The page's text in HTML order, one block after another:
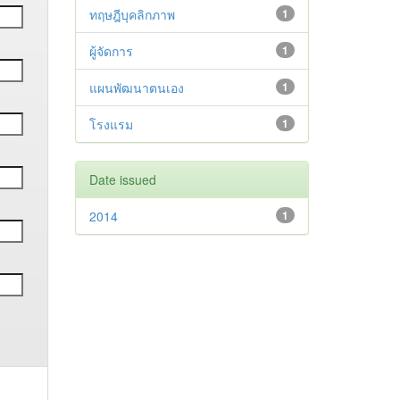
1
ทฤษฎีบุคลิกภาพ
1
ผู้จัดการ
1
แผนพัฒนาตนเอง
1
โรงแรม
Date issued
1
2014